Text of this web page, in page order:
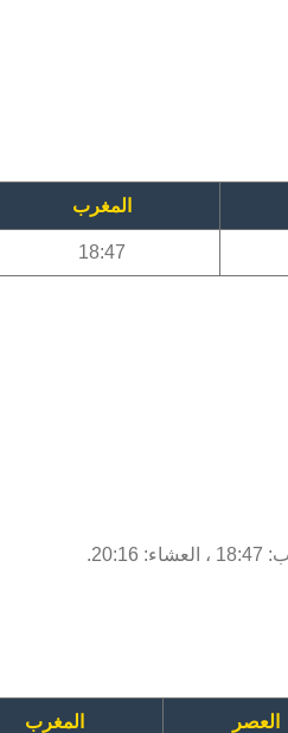
المغرب
18:47
العصر المغرب